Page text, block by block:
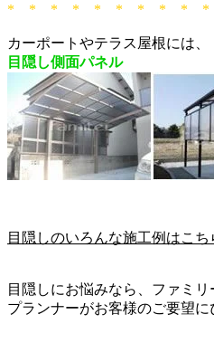
* * * * * * * * *
カーポートやテラス屋根には、
目隠し側面パネル
目隠しのいろんな施工例はこ
目隠しにお悩みなら、ファミリ
プランナーがお客様のご要望